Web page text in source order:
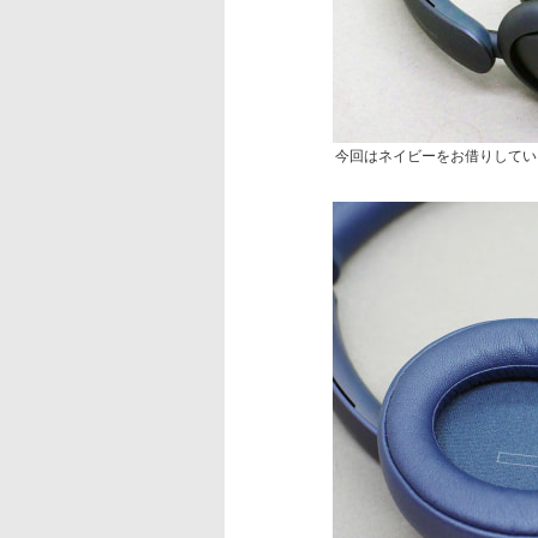
今回はネイビーをお借りして